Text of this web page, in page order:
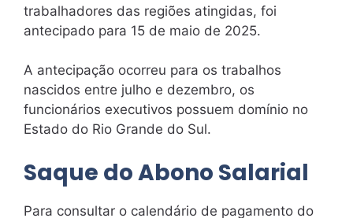
trabalhadores das regiões atingidas, foi
antecipado para 15 de maio de 2025.
A antecipação ocorreu para os trabalhos
nascidos entre julho e dezembro, os
funcionários executivos possuem domínio no
Estado do Rio Grande do Sul.
Saque do Abono Salarial
Para consultar o calendário de pagamento do